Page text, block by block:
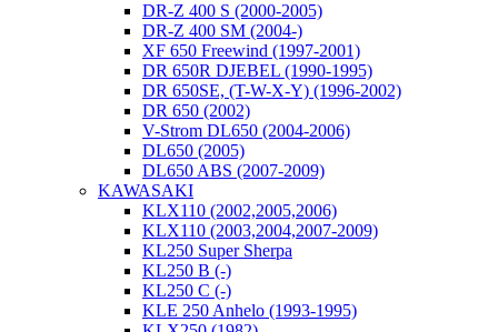
DR-Z 400 S (2000-2005)
DR-Z 400 SM (2004-)
XF 650 Freewind (1997-2001)
DR 650R DJEBEL (1990-1995)
DR 650SE, (T-W-X-Y) (1996-2002)
DR 650 (2002)
V-Strom DL650 (2004-2006)
DL650 (2005)
DL650 ABS (2007-2009)
KAWASAKI
KLX110 (2002,2005,2006)
KLX110 (2003,2004,2007-2009)
KL250 Super Sherpa
KL250 B (-)
KL250 C (-)
KLE 250 Anhelo (1993-1995)